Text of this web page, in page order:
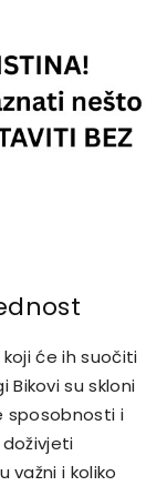
će ih suočiti
Bikovi su skloni
sposobnosti i
važni i koliko